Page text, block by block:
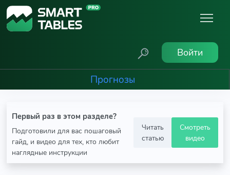
Войти
Прогнозы
Первый раз в этом разделе?
Подготовили для вас пошаговый
гайд, и видео для тех, кто любит
наглядные инструкции
Читать
статью
Смотреть
видео